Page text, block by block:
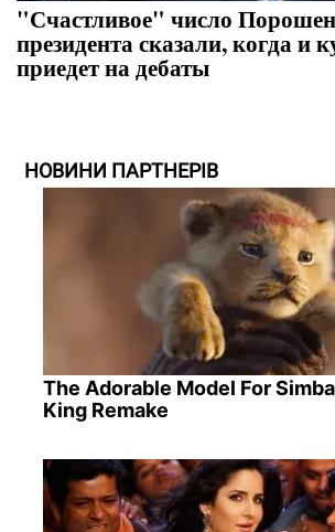
"Счастливое" число
президента сказали, когда и
приедет на дебаты
НОВИНИ ПАРТНЕРІВ
The Adorable Model For
King Remake